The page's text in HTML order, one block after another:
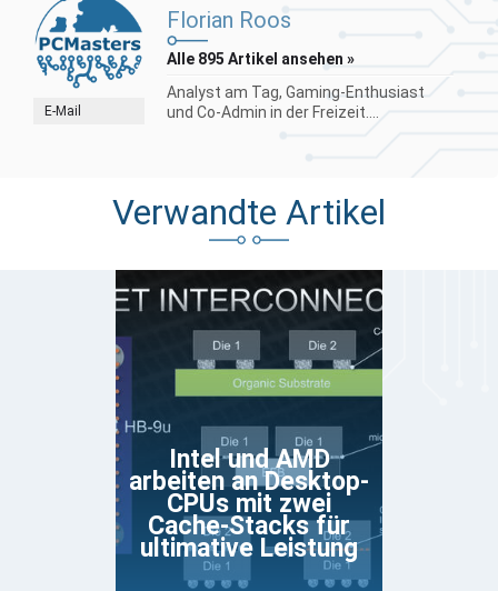
E-Mail
Florian Roos
Alle 895 Artikel ansehen »
Analyst am Tag, Gaming-Enthusiast
und Co-Admin in der Freizeit....
Verwandte Artikel
Intel und AMD
arbeiten an Desktop-
CPUs mit zwei
Cache-Stacks für
ultimative Leistung